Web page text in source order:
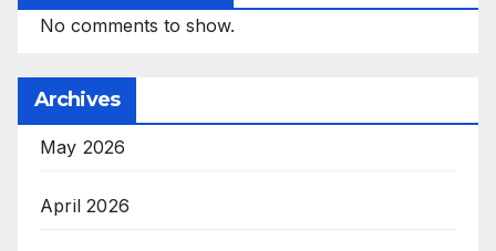
No comments to show.
Archives
May 2026
April 2026